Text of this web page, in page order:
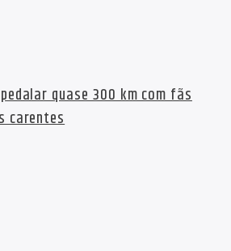
quase 300 km com fãs
carentes